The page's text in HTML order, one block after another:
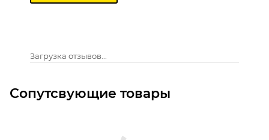
Загрузка отзывов...
Сопутсвующие товары